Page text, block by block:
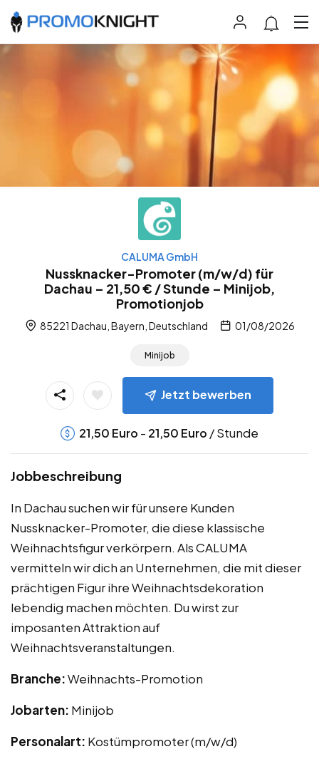
CALUMA GmbH
Nussknacker-Promoter (m/w/d) für
Dachau – 21,50 € / Stunde – Minijob,
Promotionjob
85221 Dachau, Bayern, Deutschland 01/08/2026
Minijob
Jetzt bewerben
21,50 Euro - 21,50 Euro / Stunde
Jobbeschreibung
In Dachau suchen wir für unsere Kunden
Nussknacker-Promoter, die diese klassische
Weihnachtsfigur verkörpern. Als CALUMA
vermitteln wir dich an Unternehmen, die mit dieser
prächtigen Figur ihre Weihnachtsdekoration
lebendig machen möchten. Du wirst zur
imposanten Attraktion auf
Weihnachtsveranstaltungen.
Branche:Weihnachts-Promotion
Jobarten: Minijob
Personalart: Kostümpromoter (m/w/d)